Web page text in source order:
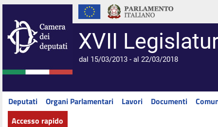
XVII
dal 15/03/2013 - al 22/03/2018
Deputati Organi Parlamentari Lavori Documenti
Accesso rapido